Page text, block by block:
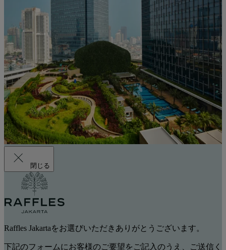
閉じる
Raffles Jakartaをお選びいただきありがとうございます。
下記のフォームにお客様のご要望をご記入のうえ、ご送信く